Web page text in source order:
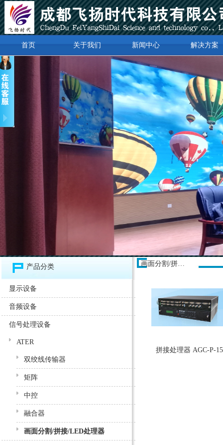
首页 关于我们 新闻中心 解决方案
产品分类
显示设备
音频设备
信号处理设备
ATER
双绞线传输器
矩阵
中控
融合器
画面分割/拼接/LED处理器
画面分割/拼接/LED处理器
拼接处理器 AGC-P-